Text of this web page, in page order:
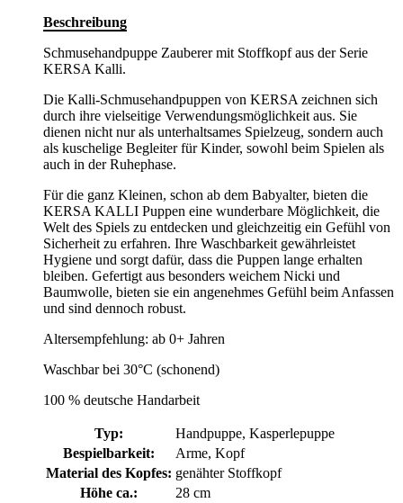
Beschreibung
Schmusehandpuppe Zauberer mit Stoffkopf aus der Serie
KERSA Kalli.
Die Kalli-Schmusehandpuppen von KERSA zeichnen sich
durch ihre vielseitige Verwendungsmöglichkeit aus. Sie
dienen nicht nur als unterhaltsames Spielzeug, sondern auch
als kuschelige Begleiter für Kinder, sowohl beim Spielen als
auch in der Ruhephase.
Für die ganz Kleinen, schon ab dem Babyalter, bieten die
KERSA KALLI Puppen eine wunderbare Möglichkeit, die
Welt des Spiels zu entdecken und gleichzeitig ein Gefühl von
Sicherheit zu erfahren. Ihre Waschbarkeit gewährleistet
Hygiene und sorgt dafür, dass die Puppen lange erhalten
bleiben. Gefertigt aus besonders weichem Nicki und
Baumwolle, bieten sie ein angenehmes Gefühl beim Anfassen
und sind dennoch robust.
Altersempfehlung: ab 0+ Jahren
Waschbar bei 30°C (schonend)
100 % deutsche Handarbeit
Typ:
Handpuppe, Kasperlepuppe
Bespielbarkeit:
Arme, Kopf
Material des Kopfes: genähter Stoffkopf
Höhe ca.:
28 cm